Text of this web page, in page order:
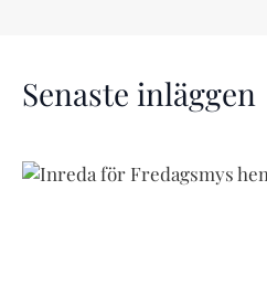
Senaste inläggen